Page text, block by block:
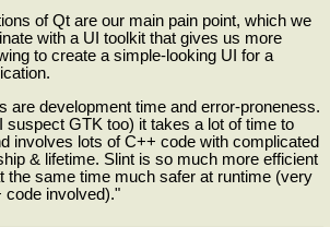
of Qt are our main pain point, which we
with a UI toolkit that gives us more
to create a simple-looking UI for a
are development time and error-proneness.
suspect GTK too) it takes a lot of time to
involves lots of C++ code with complicated
& lifetime. Slint is so much more efficient
the same time much safer at runtime (very
code involved)."